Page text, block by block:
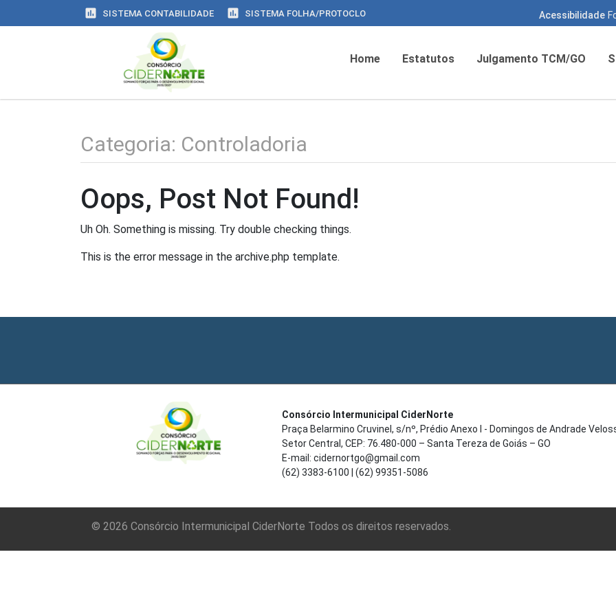
assessment SISTEMA CONTABILIDADE assessment SISTEMA FOLHA/PROTOCLO Acessibilidade
Home Estatutos Julgamento TCM/GO
Categoria: Controladoria
Oops, Post Not Found!
Uh Oh. Something is missing. Try double checking things.
This is the error message in the archive.php template.
Consórcio Intermunicipal CiderNorte
Praça Belarmino Cruvinel, s/nº, Prédio Anexo I - Domingos de Andrade
Setor Central, CEP: 76.480-000 – Santa Tereza de Goiás – GO
E-mail: cidernortgo@gmail.com
(62) 3383-6100 | (62) 99351-5086
© 2026 Consórcio Intermunicipal CiderNorte Todos os direitos reservados.